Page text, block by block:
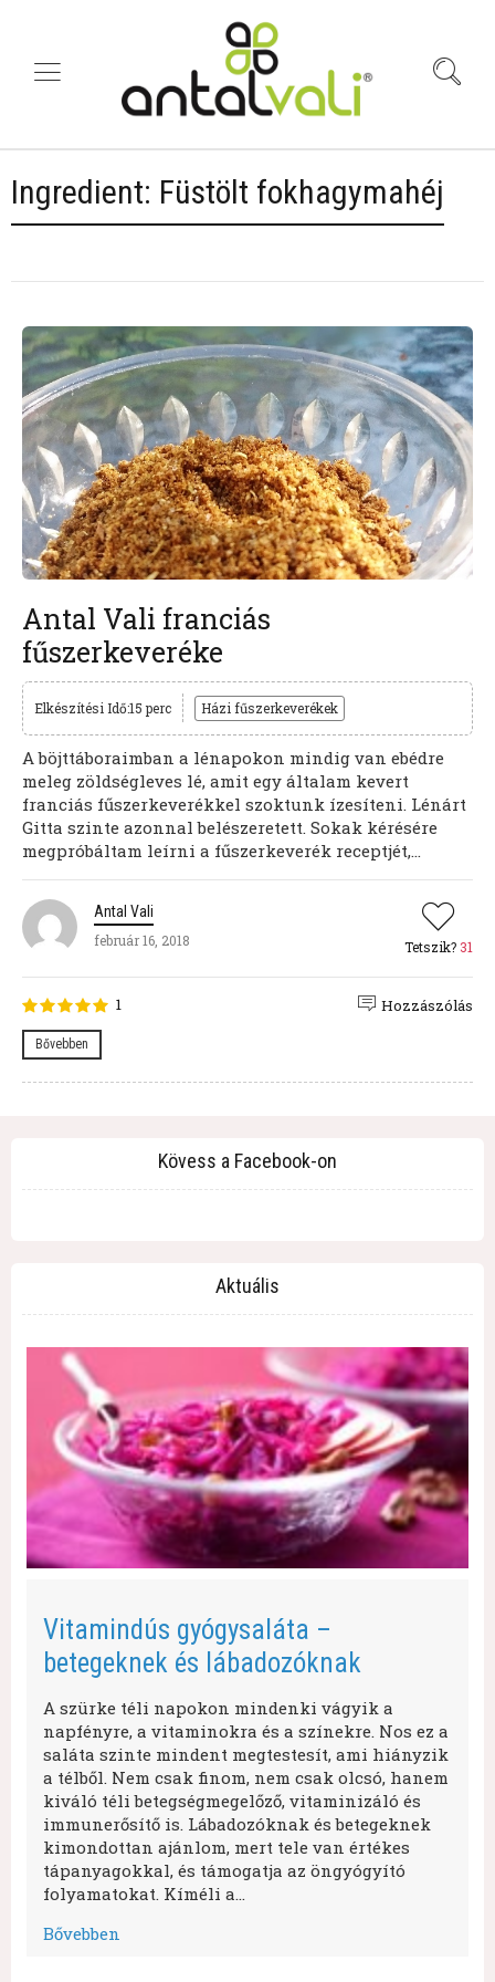
Ingredient: Füstölt fokhagymahéj
Antal Vali franciás
fűszerkeveréke
Elkészítési Idő:15 perc Házi fűszerkeverékek
A böjttáboraimban a lénapokon mindig van ebédre
meleg zöldségleves lé, amit egy általam kevert
franciás fűszerkeverékkel szoktunk ízesíteni. Lénárt
Gitta szinte azonnal belészeretett. Sokak kérésére
megpróbáltam leírni a fűszerkeverék receptjét,...
Antal Vali
február 16, 2018
Tetszik? 31
1
Bővebben
Hozzászólás
Kövess a Facebook-on
Aktuális
Vitamindús gyógysaláta –
betegeknek és lábadozóknak
A szürke téli napokon mindenki vágyik a
napfényre, a vitaminokra és a színekre. Nos ez a
saláta szinte mindent megtestesít, ami hiányzik
a télből. Nem csak finom, nem csak olcsó, hanem
kiváló téli betegségmegelőző, vitaminizáló és
immunerősítő is. Lábadozóknak és betegeknek
kimondottan ajánlom, mert tele van értékes
tápanyagokkal, és támogatja az öngyógyító
folyamatokat. Kíméli a…
Bővebben